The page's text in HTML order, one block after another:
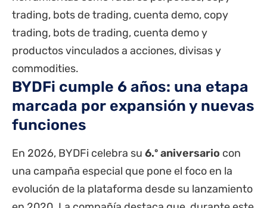
trading, bots de trading, cuenta demo, copy
trading, bots de trading, cuenta demo y
productos vinculados a acciones, divisas y
commodities.
BYDFi cumple 6 años: una etapa
marcada por expansión y nuevas
funciones
En 2026, BYDFi celebra su 6.º aniversario con
una campaña especial que pone el foco en la
evolución de la plataforma desde su lanzamiento